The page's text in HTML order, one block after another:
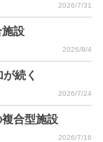
2026/7/31
設
2026/8/4
続く
2026/7/24
合型施設
2026/7/16